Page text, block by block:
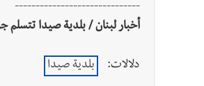
------------------------------
أخبار لبنان / بلدية صيدا تتسلم
دلالات:
بلدية صيدا